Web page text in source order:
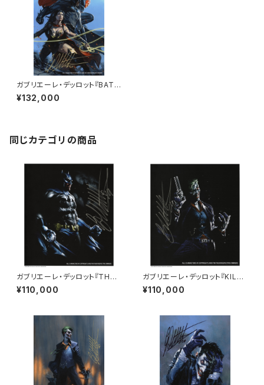
ガブリエーレ・デッロット『BATM
AN SUPERMAN WONDER W
OMAN』版画
¥132,000
同じカテゴリの商品
ガブリエーレ・デッロット『THE
SYMBOL』版画
¥110,000
ガブリエーレ・デッロット『KILLI
NG JOKE』版画
¥110,000